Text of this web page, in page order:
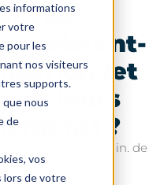
informations
votre
pour les
nos visiteurs
supports.
que nous
de
vos
lors de votre
vos
résistent-
(et
leurs
?
de 2026 - 7 min. de